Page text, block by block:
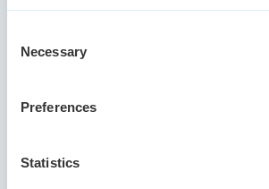
Selection
Necessary
Preferences
Statistics
Bekijk vacature
Customer Service